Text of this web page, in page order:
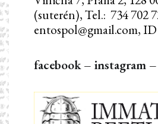
(suterén), Tel.: 734 702
entospol@gmail.com,
facebook– instagram –